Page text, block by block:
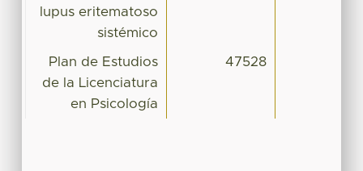
lupus eritematoso
sistémico
Plan de Estudios
de la Licenciatura
en Psicología
47528